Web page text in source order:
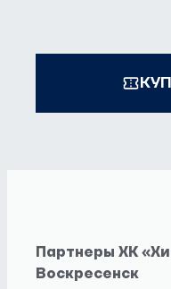
Партнеры ХК
Воскресенск